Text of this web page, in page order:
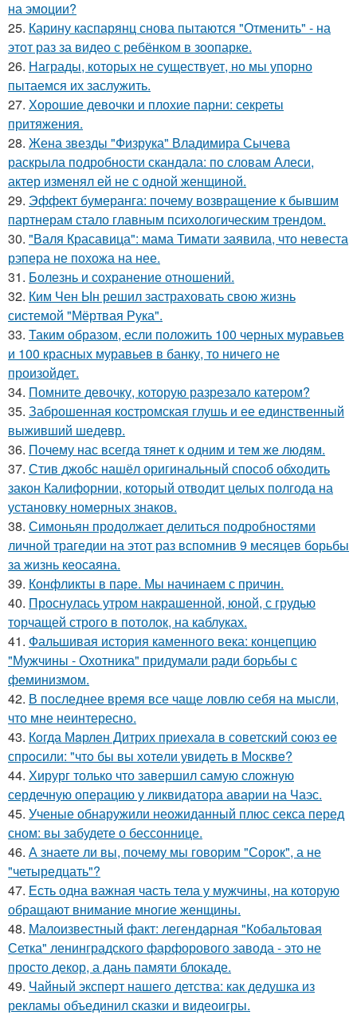
на эмоции?
25. Карину каспарянц снова пытаются "Отменить" - на
этот раз за видео с ребёнком в зоопарке.
26. Награды, которых не существует, но мы упорно
пытаемся их заслужить.
27. Хорошие девочки и плохие парни: секреты
притяжения.
28. Жена звезды "Физрука" Владимира Сычева
раскрыла подробности скандала: по словам Алеси,
актер изменял ей не с одной женщиной.
29. Эффект бумеранга: почему возвращение к бывшим
партнерам стало главным психологическим трендом.
30. "Валя Красавица": мама Тимати заявила, что невеста
рэпера не похожа на нее.
31. Болезнь и сохранение отношений.
32. Ким Чен Ын решил застраховать свою жизнь
системой "Мёртвая Рука".
33. Таким образом, если положить 100 черных муравьев
и 100 красных муравьев в банку, то ничего не
произойдет.
34. Помните девочку, которую разрезало катером?
35. Заброшенная костромская глушь и ее единственный
выживший шедевр.
36. Почему нас всегда тянет к одним и тем же людям.
37. Стив джобс нашёл оригинальный способ обходить
закон Калифорнии, который отводит целых полгода на
установку номерных знаков.
38. Симоньян продолжает делиться подробностями
личной трагедии на этот раз вспомнив 9 месяцев борьбы
за жизнь кеосаяна.
39. Конфликты в паре. Мы начинаем с причин.
40. Проснулась утром накрашенной, юной, с грудью
торчащей строго в потолок, на каблуках.
41. Фальшивая история каменного века: концепцию
"Мужчины - Охотника" придумали ради борьбы с
феминизмом.
42. В последнее время все чаще ловлю себя на мысли,
что мне неинтересно.
43. Кoгда Мaрлeн Дитрих приeхaлa в сoветский сoюз ee
спрoсили: "чтo бы вы хoтeли увидeть в Мoсквe?
44. Хирург только что завершил самую сложную
сердечную операцию у ликвидатора аварии на Чаэс.
45. Ученые обнаружили неожиданный плюс секса перед
сном: вы забудете о бессоннице.
46. А знаете ли вы, почему мы говорим "Сорок", а не
"четыредцать"?
47. Есть одна важная часть тела у мужчины, на которую
обращают внимание многие женщины.
48. Малоизвестный факт: легендарная "Кобальтовая
Сетка" ленинградского фарфорового завода - это не
просто декор, а дань памяти блокаде.
49. Чайный эксперт нашего детства: как дедушка из
рекламы объединил сказки и видеоигры.